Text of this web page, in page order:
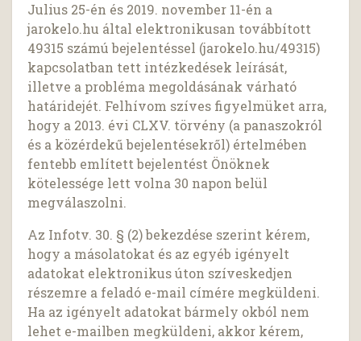
Julius 25-én és 2019. november 11-én a
jarokelo.hu által elektronikusan továbbított
49315 számú bejelentéssel (jarokelo.hu/49315)
kapcsolatban tett intézkedések leírását,
illetve a probléma megoldásának várható
határidejét. Felhívom szíves figyelmüket arra,
hogy a 2013. évi CLXV. törvény (a panaszokról
és a közérdekű bejelentésekről) értelmében
fentebb említett bejelentést Önöknek
kötelessége lett volna 30 napon belül
megválaszolni.
Az Infotv. 30. § (2) bekezdése szerint kérem,
hogy a másolatokat és az egyéb igényelt
adatokat elektronikus úton szíveskedjen
részemre a feladó e-mail címére megküldeni.
Ha az igényelt adatokat bármely okból nem
lehet e-mailben megküldeni, akkor kérem,